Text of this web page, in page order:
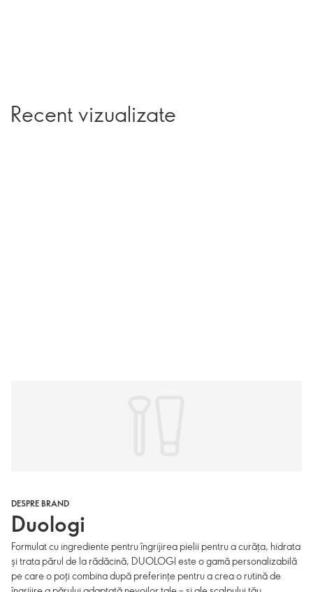
Recent vizualizate
DESPRE BRAND
Duologi
Formulat cu ingrediente pentru îngrijirea pielii pentru a curăța, hidrata
și trata părul de la rădăcină, DUOLOGI este o gamă personalizabilă
pe care o poți combina după preferințe pentru a crea o rutină de